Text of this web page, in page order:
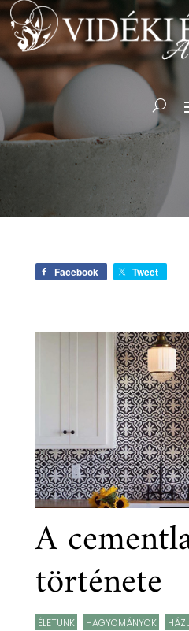
Facebook Tweet
A
története
ÉLETÜNK HAGYOMÁNYOK